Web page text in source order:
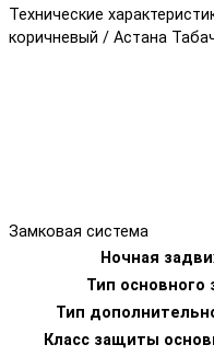
Технические
коричневый / Астана
Замковая система
Ночная
Тип основного
Тип
Класс защиты